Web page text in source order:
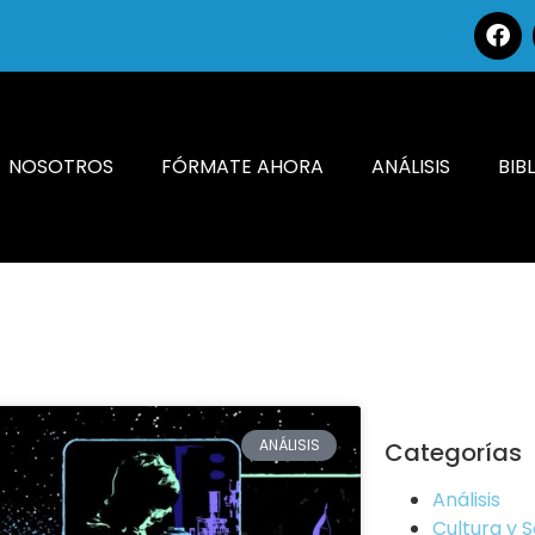
NOSOTROS FÓRMATE AHORA ANÁLISIS
ANÁLISIS Categorías
Análisis
Cultura y